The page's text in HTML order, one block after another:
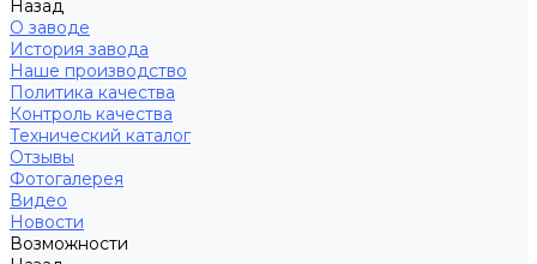
Назад
О заводе
История завода
Наше производство
Политика качества
Контроль качества
Технический каталог
Отзывы
Фотогалерея
Видео
Новости
Возможности